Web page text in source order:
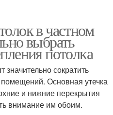
в частном
выбрать
потолка
значительно сократить
Основная утечка
и нижние перекрытия
внимание им обоим.